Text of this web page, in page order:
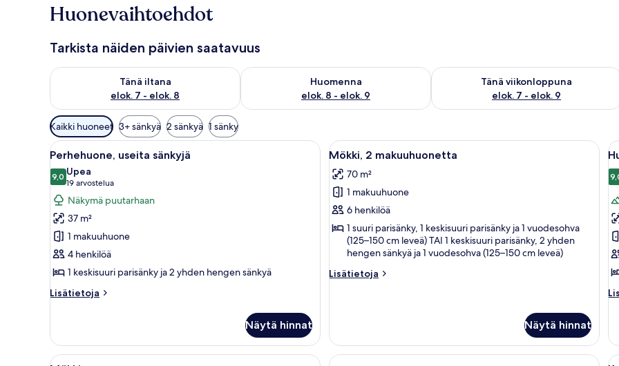
Huonevaihtoehdot
Tarkista näiden päivien saatavuus
Tänä iltana
elok. 7 - elok. 8
Tarkista tämän illan saatavuus elok. 7 - elok. 8
Huomenna
elok. 8 - elok. 9
Tarkista huomisen saatavuus elok. 8 - elok. 9
Tänä viikonloppuna
elok. 7 - elok. 9
Tarkista tämän viikonlopun saatavuus
Huoneille
saatavilla
olevia
suodattimia
Kaikki huoneet 3+ sänkyä 2 sänkyä 1 sänky
Avaa
kaikki
huonetyypin
Perhehuone,
useita
sänkyjä
kuvat
Makuuhuone, jossa on sänky, tyynyjä, yöpöytä lampun kanssa ja koriste-esine.
3
Perhehuone, useita sänkyjä
9,09,0 kautta 10
Upea
19 arvostelua
(19
arvostelua)
Näkymä puutarhaan
37 m²
1 makuuhuone
4 henkilöä
1 keskisuuri parisänky ja 2 yhden hengen sänkyä
Lisätietoja
Lisätietoja
sänkyjä
Näytä hinnat
Avaa
kaikki
huonetyypin
Mökki,
2
makuuhuonetta
kuvat
Perhe istuu kuistilla, jossa on kaide.
5
Mökki, 2 makuuhuonetta
70 m²
1 makuuhuone
6 henkilöä
1 suuri parisänky, 1 keskisuuri parisänky ja 1 vuodesohva
(125–150 cm leveä) TAI 1 keskisuuri parisänky, 2 yhden
hengen sänkyä ja 1 vuodesohva (125–150 cm leveä)
Lisätietoja
Lisätietoja
Näytä hinnat
Avaa
Hotellihuone, jossa on suuri sänky, tuoli, työpöytä ja kattotuuletin.